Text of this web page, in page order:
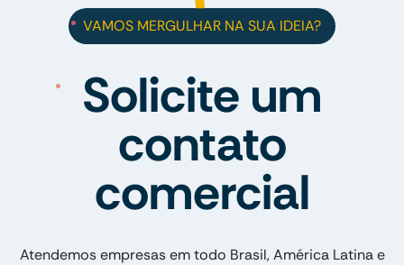
VAMOS MERGULHAR NA SUA IDEIA?
Solicite um
contato
comercial
Atendemos empresas em todo Brasil, América Latina e